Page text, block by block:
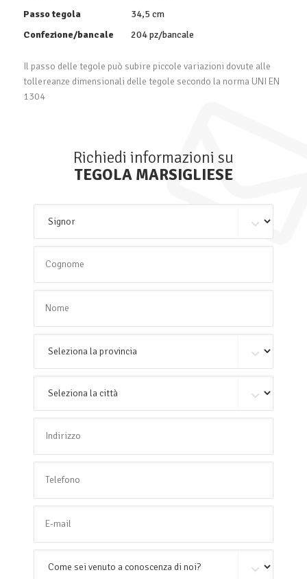
Passo tegola
34,5 cm
Confezione/bancale
204 pz/bancale
Il passo delle tegole può subire piccole variazioni dovute alle
tollereanze dimensionali delle tegole secondo la norma UNI EN
1304
Richiedi informazioni su
TEGOLA MARSIGLIESE